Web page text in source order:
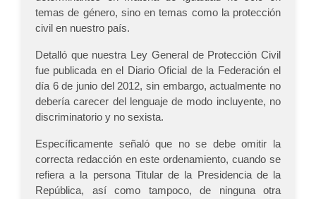
temas de género, sino en temas como la protección
civil en nuestro país.
Detalló que nuestra Ley General de Protección Civil
fue publicada en el Diario Oficial de la Federación el
día 6 de junio del 2012, sin embargo, actualmente no
debería carecer del lenguaje de modo incluyente, no
discriminatorio y no sexista.
Específicamente señaló que no se debe omitir la
correcta redacción en este ordenamiento, cuando se
refiera a la persona Titular de la Presidencia de la
República, así como tampoco, de ninguna otra